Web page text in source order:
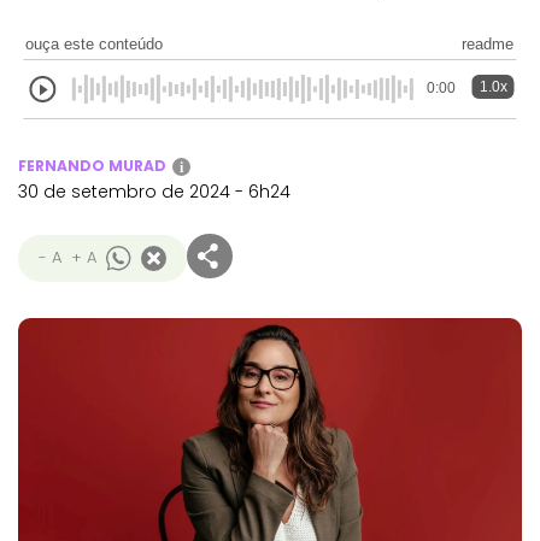
ouça este conteúdo readme
0:00 1.0x
FERNANDO MURAD i
30 de setembro de 2024 - 6h24
- A + A